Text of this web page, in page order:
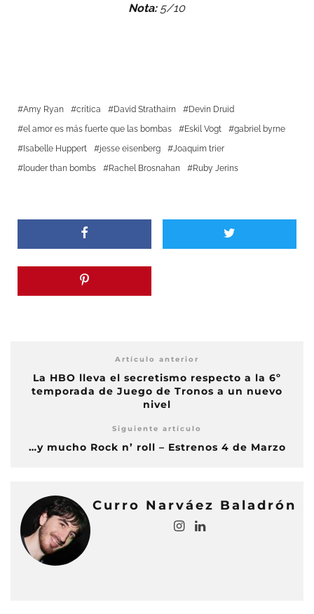
Nota:5/10
Amy Ryan crítica David Strathairn
Devin Druid
el amor es más fuerte que las bombas
Eskil Vogt
gabriel byrne
Isabelle Huppert
jesse eisenberg
Joaquim trier
louder than bombs
Rachel Brosnahan Ruby Jerins
Artículo anterior
La HBO lleva el secretismo respecto a la 6º
temporada de Juego de Tronos a un nuevo
nivel
Siguiente artículo
…y mucho Rock n’ roll – Estrenos 4 de Marzo
Curro Narváez Baladrón